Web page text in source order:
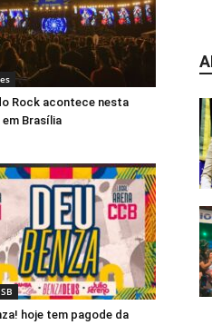
Rock acontece nesta
em Brasília
hoje tem pagode da